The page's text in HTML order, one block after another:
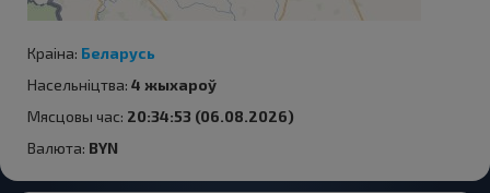
Краіна: Беларусь
Насельніцтва: 4 жыхароў
Мясцовы час: 20:34:53 (06.08.2026)
Валюта: BYN